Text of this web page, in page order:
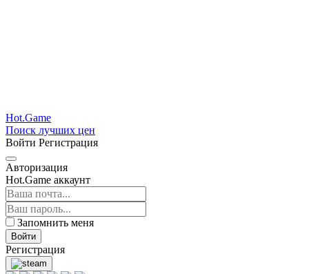
Hot.Game
Поиск лучших цен
Войти Регистрация
Авторизация
Hot.Game аккаунт
Запомнить меня
Войти
Регистрация